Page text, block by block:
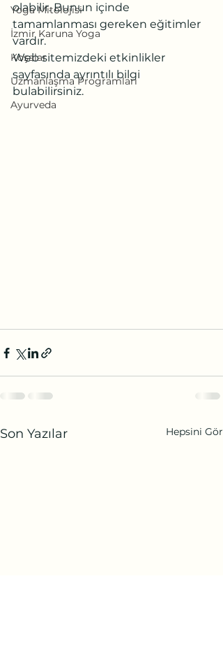
Yoga Mitolojisi
İzmir Karuna Yoga
Koşalar
Uzmanlaşma Programları
Ayurveda
olabilir. Bunun içinde
tamamlanması gereken eğitimler
vardır.
Web sitemizdeki etkinlikler
sayfasında ayrıntılı bilgi
bulabilirsiniz.
Son Yazılar Hepsini Gör